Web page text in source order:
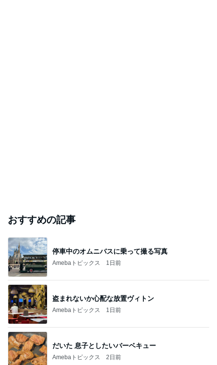
おすすめの記事
停車中のオムニバスに乗って撮る写真
Amebaトピックス 1日前
盗まれないか心配な放置ヴィトン
Amebaトピックス 1日前
だいた 息子としたいバーベキュー
Amebaトピックス 2日前